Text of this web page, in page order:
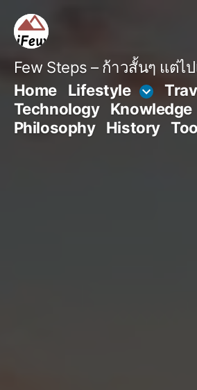
content
Few Steps – ก้าวสั้นๆ แต่ไป
Home
Lifestyle
Technology
Knowledge
Philosophy
History